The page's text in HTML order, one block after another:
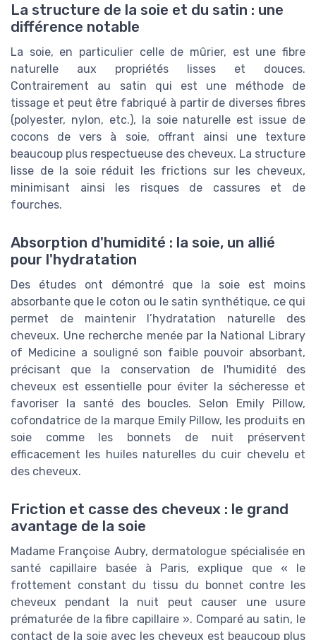
La structure de la soie et du satin : une
différence notable
La soie, en particulier celle de mûrier, est une fibre
naturelle aux propriétés lisses et douces.
Contrairement au satin qui est une méthode de
tissage et peut être fabriqué à partir de diverses fibres
(polyester, nylon, etc.), la soie naturelle est issue de
cocons de vers à soie, offrant ainsi une texture
beaucoup plus respectueuse des cheveux. La structure
lisse de la soie réduit les frictions sur les cheveux,
minimisant ainsi les risques de cassures et de
fourches.
Absorption d'humidité : la soie, un allié
pour l'hydratation
Des études ont démontré que la soie est moins
absorbante que le coton ou le satin synthétique, ce qui
permet de maintenir l’hydratation naturelle des
cheveux. Une recherche menée par la National Library
of Medicine a souligné son faible pouvoir absorbant,
précisant que la conservation de l'humidité des
cheveux est essentielle pour éviter la sécheresse et
favoriser la santé des boucles. Selon Emily Pillow,
cofondatrice de la marque Emily Pillow, les produits en
soie comme les bonnets de nuit préservent
efficacement les huiles naturelles du cuir chevelu et
des cheveux.
Friction et casse des cheveux : le grand
avantage de la soie
Madame Françoise Aubry, dermatologue spécialisée en
santé capillaire basée à Paris, explique que « le
frottement constant du tissu du bonnet contre les
cheveux pendant la nuit peut causer une usure
prématurée de la fibre capillaire ». Comparé au satin, le
contact de la soie avec les cheveux est beaucoup plus